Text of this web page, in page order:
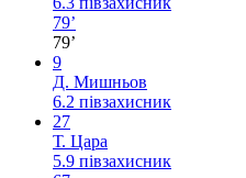
79’
79’
9
Д. Мишньов
6.2 півзахисник
27
Т. Цара
5.9 півзахисник